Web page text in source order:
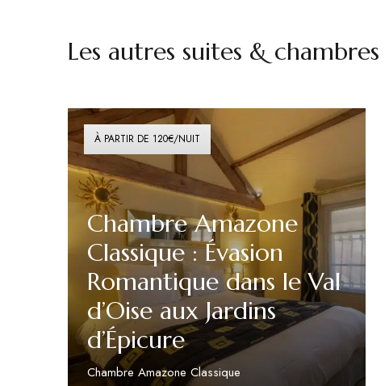
Les autres suites & chambres
À PARTIR DE 120€/NUIT
Chambre Amazone
Classique : Évasion
Romantique dans le Val
d’Oise aux Jardins
d’Épicure
Chambre Amazone Classique